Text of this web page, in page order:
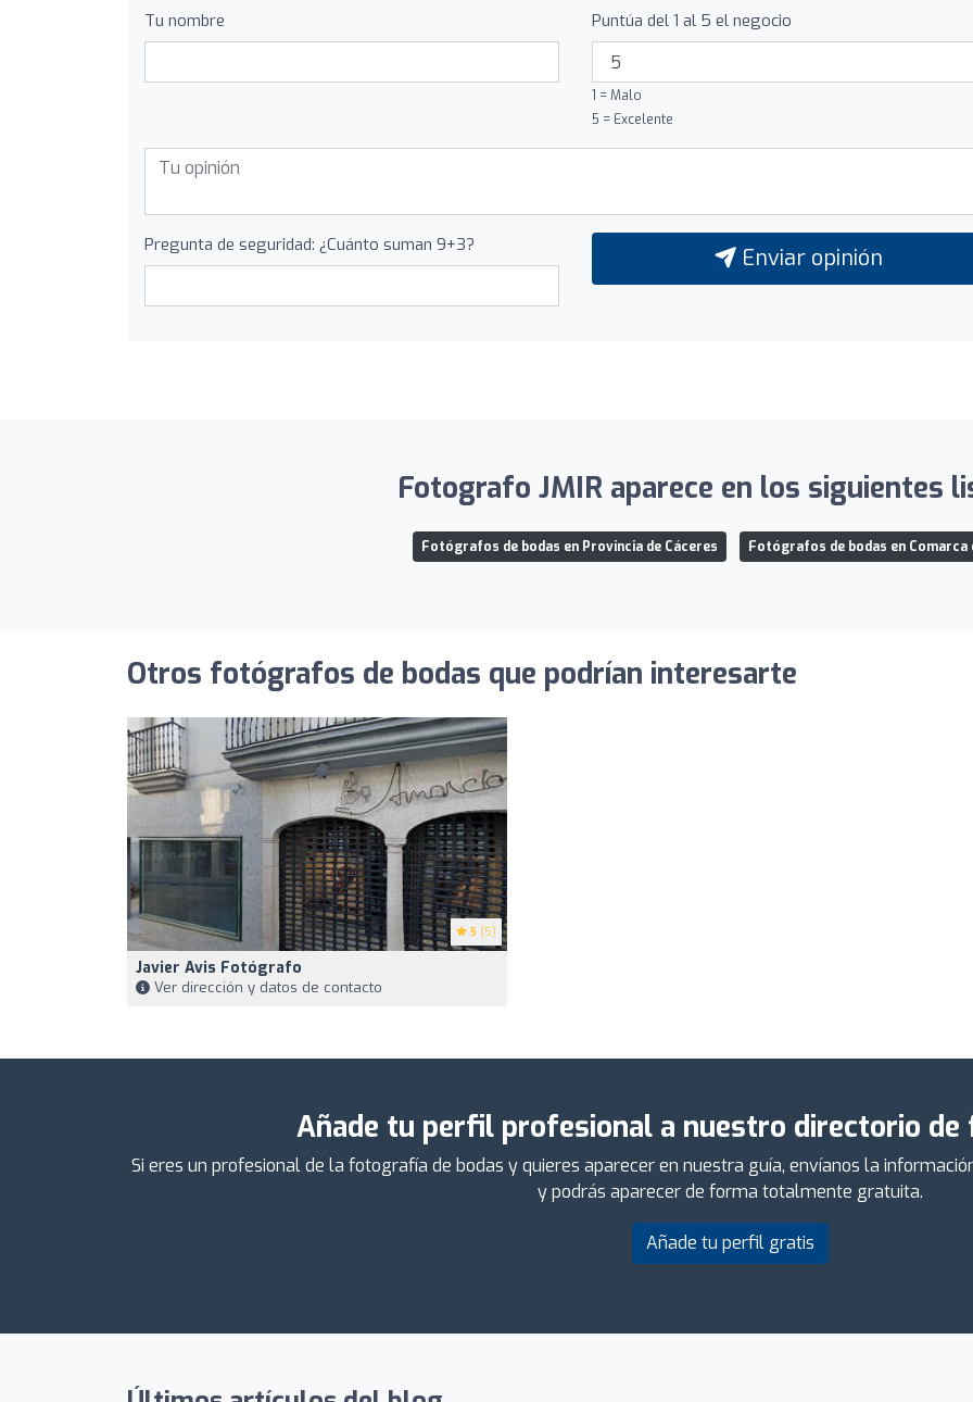
Tu nombre Puntúa del 1 al 5 el negocio
1 = Malo
5 = Excelente
Pregunta de seguridad: ¿Cuánto suman 9+3? Enviar opinión
Fotografo JMIR aparece en los siguientes
Fotógrafos de bodas en Provincia de Cáceres Fotógrafos de bodas en Comarca
Otros fotógrafos de bodas que podrían interesarte
5 (5)
Javier Avis Fotógrafo
Ver dirección y datos de contacto
Añade tu perfil profesional a nuestro directorio
Si eres un profesional de la fotografía de bodas y quieres aparecer en nuestra guía, envíanos la
y podrás aparecer de forma totalmente gratuita.
Añade tu perfil gratis